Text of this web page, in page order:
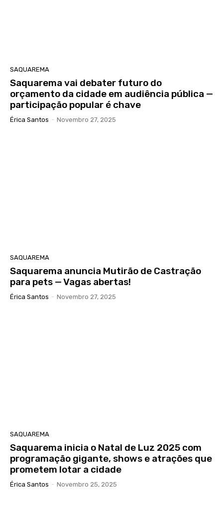
SAQUAREMA
Saquarema vai debater futuro do
orçamento da cidade em audiência pública —
participação popular é chave
Érica Santos - Novembro 27, 2025
SAQUAREMA
Saquarema anuncia Mutirão de Castração
para pets — Vagas abertas!
Érica Santos - Novembro 27, 2025
SAQUAREMA
Saquarema inicia o Natal de Luz 2025 com
programação gigante, shows e atrações que
prometem lotar a cidade
Érica Santos - Novembro 25, 2025